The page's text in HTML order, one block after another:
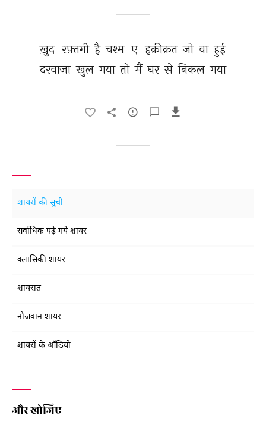
ख़ुद-रफ़्तगी है चश्म-ए-हक़ीक़त जो वा हुई
दरवाज़ा खुल गया तो मैं घर से निकल गया
शायरों की सूची
सर्वाधिक पढ़े गये शायर
क्लासिकी शायर
शायरात
नौजवान शायर
शायरों के ऑडियो
और खोजिए